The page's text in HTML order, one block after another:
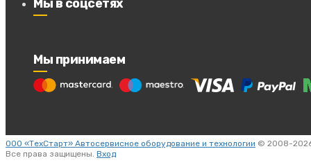
Мы в соцсетях
Мы принимаем
ООО «ТехСтарт» Автосервисное оборудование и технологии © 2008-
Все права защищены. Вход